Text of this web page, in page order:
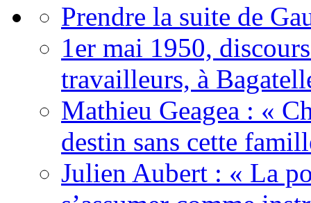
Prendre la suite de
1er mai 1950,
travailleurs, à
Mathieu Geagea : «
destin sans cette
Julien Aubert : « La